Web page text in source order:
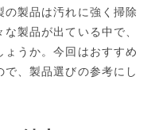
の製品は汚れに強く掃除
製品が出ている中で、
うか。今回はおすすめ
、製品選びの参考にし